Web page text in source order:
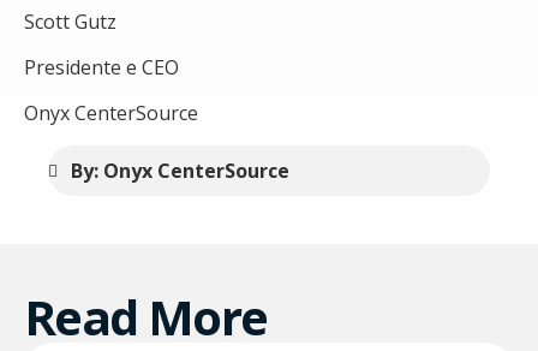
Scott Gutz
Presidente e CEO
Onyx CenterSource
By: Onyx CenterSource
Read More